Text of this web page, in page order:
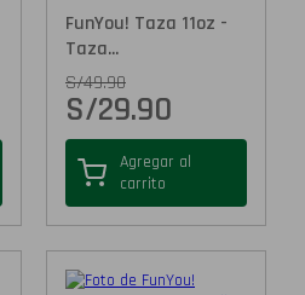
FunYou! Taza 11oz -
Taza...
S/49.90
S/29.90
Agregar al
carrito